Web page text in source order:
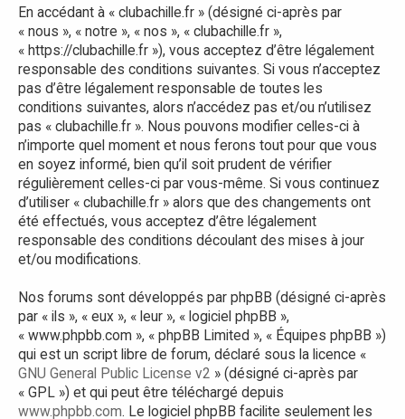
En accédant à « clubachille.fr » (désigné ci-après par
« nous », « notre », « nos », « clubachille.fr »,
« https://clubachille.fr »), vous acceptez d’être légalement
responsable des conditions suivantes. Si vous n’acceptez
pas d’être légalement responsable de toutes les
conditions suivantes, alors n’accédez pas et/ou n’utilisez
pas « clubachille.fr ». Nous pouvons modifier celles-ci à
n’importe quel moment et nous ferons tout pour que vous
en soyez informé, bien qu’il soit prudent de vérifier
régulièrement celles-ci par vous-même. Si vous continuez
d’utiliser « clubachille.fr » alors que des changements ont
été effectués, vous acceptez d’être légalement
responsable des conditions découlant des mises à jour
et/ou modifications.
Nos forums sont développés par phpBB (désigné ci-après
par « ils », « eux », « leur », « logiciel phpBB »,
« www.phpbb.com », « phpBB Limited », « Équipes phpBB »)
qui est un script libre de forum, déclaré sous la licence «
GNU General Public License v2 » (désigné ci-après par
« GPL ») et qui peut être téléchargé depuis
www.phpbb.com. Le logiciel phpBB facilite seulement les